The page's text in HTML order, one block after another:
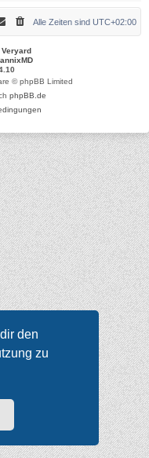
den
zu
Alle Zeiten sind UTC+02:00
Veryard
© phpBB Limited
phpBB.de